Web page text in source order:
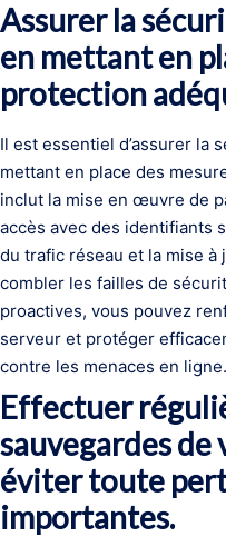
Assurer la
en mettant en
protection
Il est essentiel d’assurer la
mettant en place des
inclut la mise en œuvre de
accès avec des identifiants
du trafic réseau et la mise
combler les failles de
proactives, vous pouvez
serveur et protéger
contre les menaces en ligne.
Effectuer
sauvegardes de
éviter toute
importantes.